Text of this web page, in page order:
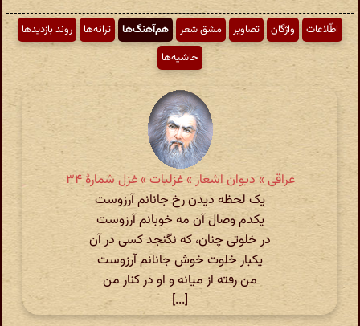
اطّلاعات واژگان تصاویر مشق شعر هم‌آهنگ‌ها ترانه‌ها
روند بازدیدها
حاشیه‌ها
عراقی » دیوان اشعار » غزلیات » غزل شمارهٔ ۳۴
یک لحظه دیدن رخ جانانم آرزوست
یکدم وصال آن مه خوبانم آرزوست
در خلوتی چنان، که نگنجد کسی در آن
یکبار خلوت خوش جانانم آرزوست
من رفته از میانه و او در کنار من
[...]